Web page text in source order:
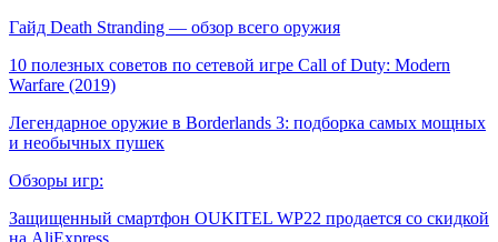
Гайд Death Stranding — обзор всего оружия
10 полезных советов по сетевой игре Call of Duty: Modern
Warfare (2019)
Легендарное оружие в Borderlands 3: подборка самых мощных
и необычных пушек
Обзоры игр:
Защищенный смартфон OUKITEL WP22 продается со скидкой
на AliExpress